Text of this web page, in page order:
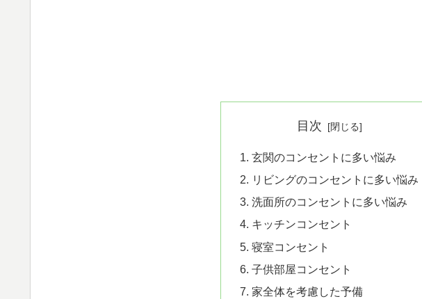
目次
玄関のコンセントに多い悩み
リビングのコンセントに多い悩み
洗面所のコンセントに多い悩み
キッチンコンセント
寝室コンセント
子供部屋コンセント
家全体を考慮した予備